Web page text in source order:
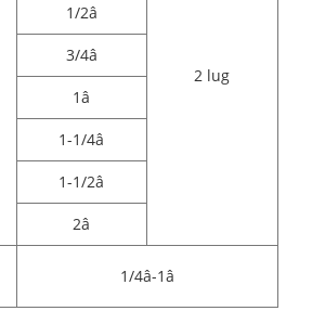
2 lug
1/2â
3/4â
1â
1-1/4â
1-1/2â
2â
1/4â-1â